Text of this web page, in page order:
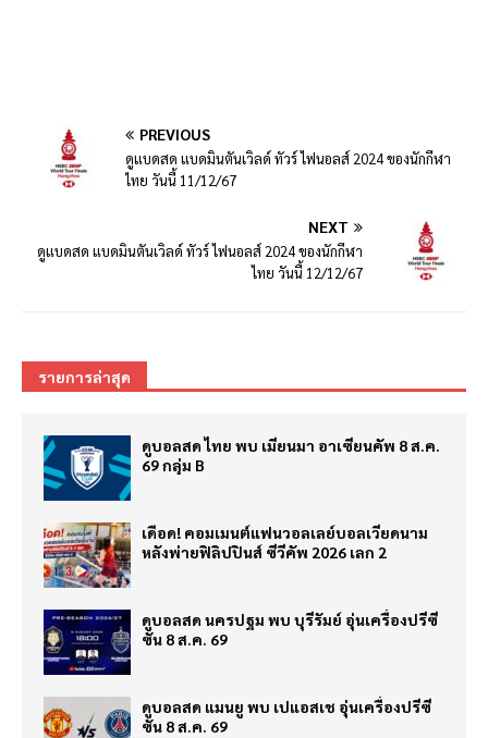
PREVIOUS
ดูแบดสด แบดมินตันเวิลด์ ทัวร์ ไฟนอลส์ 2024 ของนักกีฬา
ไทย วันนี้ 11/12/67
NEXT
ดูแบดสด แบดมินตันเวิลด์ ทัวร์ ไฟนอลส์ 2024 ของนักกีฬา
ไทย วันนี้ 12/12/67
รายการล่าสุด
ดูบอลสด ไทย พบ เมียนมา อาเซียนคัพ 8 ส.ค.
69 กลุ่ม B
เดือด! คอมเมนต์แฟนวอลเลย์บอลเวียดนาม
หลังพ่ายฟิลิปปินส์ ซีวีคัพ 2026 เลก 2
ดูบอลสด นครปฐม พบ บุรีรัมย์ อุ่นเครื่องปรีซี
ซั่น 8 ส.ค. 69
ดูบอลสด แมนยู พบ เปแอสเช อุ่นเครื่องปรีซี
ซั่น 8 ส.ค. 69